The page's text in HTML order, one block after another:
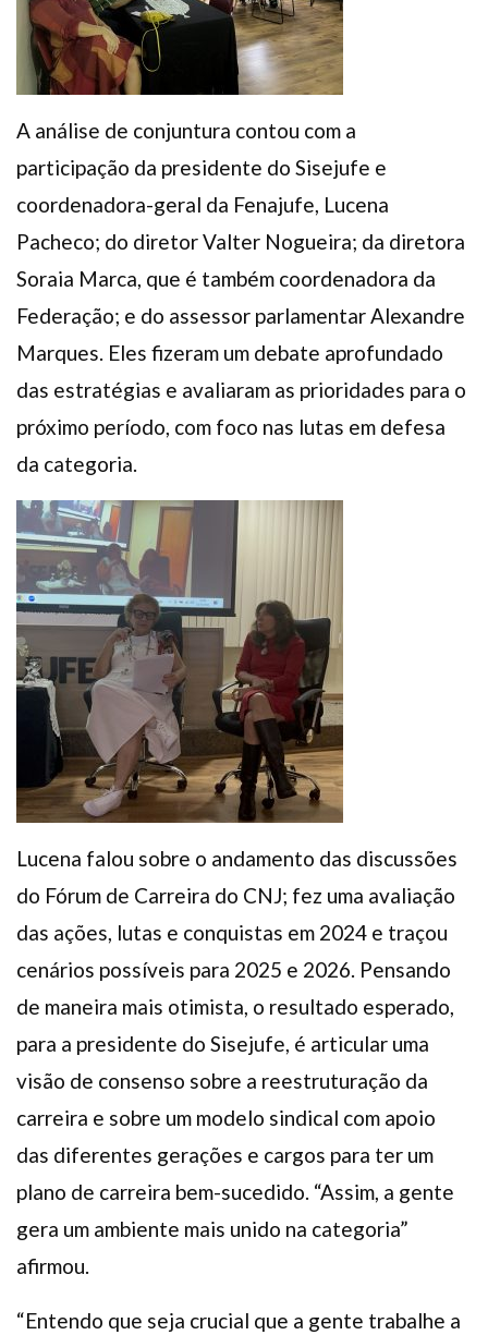
A análise de conjuntura contou com a
participação da presidente do Sisejufe e
coordenadora-geral da Fenajufe, Lucena
Pacheco; do diretor Valter Nogueira; da diretora
Soraia Marca, que é também coordenadora da
Federação; e do assessor parlamentar Alexandre
Marques. Eles fizeram um debate aprofundado
das estratégias e avaliaram as prioridades para o
próximo período, com foco nas lutas em defesa
da categoria.
Lucena falou sobre o andamento das discussões
do Fórum de Carreira do CNJ; fez uma avaliação
das ações, lutas e conquistas em 2024 e traçou
cenários possíveis para 2025 e 2026. Pensando
de maneira mais otimista, o resultado esperado,
para a presidente do Sisejufe, é articular uma
visão de consenso sobre a reestruturação da
carreira e sobre um modelo sindical com apoio
das diferentes gerações e cargos para ter um
plano de carreira bem-sucedido. “Assim, a gente
gera um ambiente mais unido na categoria”
afirmou.
“Entendo que seja crucial que a gente trabalhe a